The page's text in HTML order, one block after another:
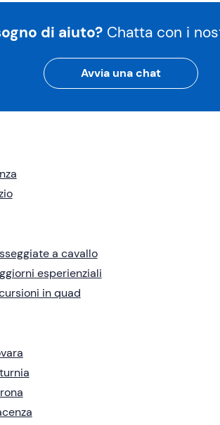
di aiuto? Chatta con i
Avvia una chat
a cavallo
esperienziali
in quad